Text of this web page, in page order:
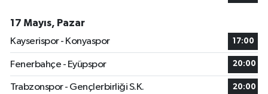
17 Mayıs, Pazar
Kayserispor - Konyaspor
17:00
Fenerbahçe - Eyüpspor 20:00
Trabzonspor - Gençlerbirliği S.K. 20:00